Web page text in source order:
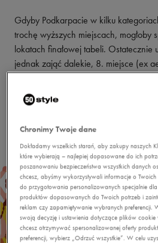
Gdyby Podkarpacie w kilku
trochę wyższych miejscach, mogłoby
lokatach finałowej tabeli. Ostatecznie
jednak zająć dalekie, 8. miejsce (ex
wsportowym rankingu województw.
Chronimy Twoje dane
Dokładamy wszelkich starań, aby zakupy naszych
które wybierają – najlepiej dopasowane do ich
poszanowaniu bezpieczeństwa wszystkich danych
chcesz, abyśmy wykorzystywali informacje o
do przygotowania personalizowanych specjalnie
produktów dopasowanych do Twoich potrzeb i
reklam czy zapamiętywanie wybranych preferencji.
swoją decyzję i ustawienia dotyczące plików cookie
chcesz otrzymywać spersonalizowanej oferty
preferencji, wybierz „Odrzuć wszystkie”. W celu